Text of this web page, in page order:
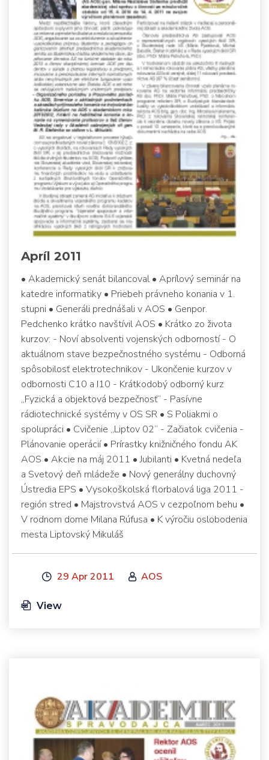
Apríl 2011
• Akademický senát bilancoval • Aprílový seminár na
katedre informatiky • Priebeh právneho konania v 1.
stupni • Generáli prednášali v AOS • Genpor.
Pedchenko krátko navštívil AOS • Krátko zo života
kurzov: - Noví absolventi vojenských odborností - O
aktuálnom stave bezpečnostného systému - Odborná
spôsobilosť elektrotechnikov - Ukončenie kurzov v
odbornosti C10 a I10 - Krátkodobý odborný kurz
„Fyzická a objektová bezpečnosť“ - Pasívne
rádiotechnické systémy v OS SR • S Poliakmi o
spolupráci • Cvičenie „Liptov 02“ - Začiatok cvičenia -
Plánovanie operácií • Prírastky knižničného fondu AK
AOS • Akcie na máj 2011 • Jubilanti • Kvetná nedeľa
a Svetový deň mládeže • Nový generálny duchovný
Ústredia EPS • Vysokoškolská florbalová liga 2011 -
región stred • Majstrovstvá AOS v cezpoľnom behu •
V rodnom dome Milana Rúfusa • K výročiu oslobodenia
mesta Liptovský Mikuláš
29 Apr 2011 AOS
View